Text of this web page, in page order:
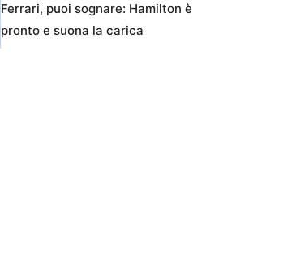
Ferrari, puoi sognare: Hamilton è
pronto e suona la carica